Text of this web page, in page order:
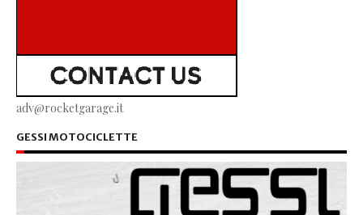
adv@rocketgarage.it
GESSI MOTOCICLETTE